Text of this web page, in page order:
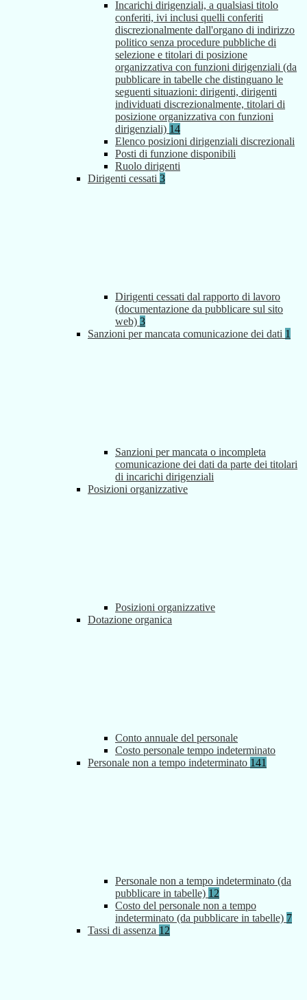
Incarichi dirigenziali, a qualsiasi titolo
conferiti, ivi inclusi quelli conferiti
discrezionalmente dall'organo di indirizzo
politico senza procedure pubbliche di
selezione e titolari di posizione
organizzativa con funzioni dirigenziali (da
pubblicare in tabelle che distinguano le
seguenti situazioni: dirigenti, dirigenti
individuati discrezionalmente, titolari di
posizione organizzativa con funzioni
dirigenziali) 14
Elenco posizioni dirigenziali discrezionali
Posti di funzione disponibili
Ruolo dirigenti
Dirigenti cessati 3
Dirigenti cessati dal rapporto di lavoro
(documentazione da pubblicare sul sito
web) 3
Sanzioni per mancata comunicazione dei dati 1
Sanzioni per mancata o incompleta
comunicazione dei dati da parte dei titolari
di incarichi dirigenziali
Posizioni organizzative
Posizioni organizzative
Dotazione organica
Conto annuale del personale
Costo personale tempo indeterminato
Personale non a tempo indeterminato 141
Personale non a tempo indeterminato (da
pubblicare in tabelle) 12
Costo del personale non a tempo
indeterminato (da pubblicare in tabelle) 7
Tassi di assenza 12